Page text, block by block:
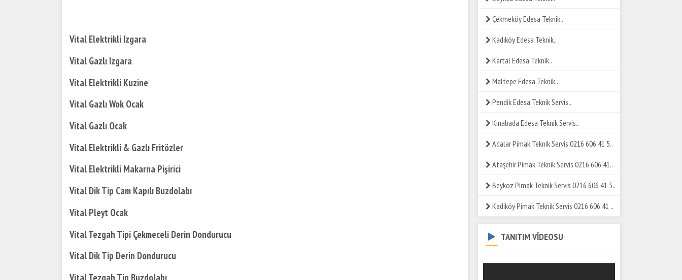
Vital Elektrikli Izgara
Vital Gazlı Izgara
Vital Elektrikli Kuzine
Vital Gazlı Wok Ocak
Vital Gazlı Ocak
Vital Elektrikli & Gazlı Fritözler
Vital Elektrikli Makarna Pişirici
Vital Dik Tip Cam Kapılı Buzdolabı
Vital Pleyt Ocak
Vital Tezgah Tipi Çekmeceli Derin Dondurucu
Vital Dik Tip Derin Dondurucu
Vital Tezgah Tip Buzdolabı
Çekmeköy Edesa Teknik..
Kadıköy Edesa Teknik..
Kartal Edesa Teknik..
Maltepe Edesa Teknik..
Pendik Edesa Teknik Servis..
Kınalıada Edesa Teknik Servis..
Adalar Pimak Teknik Servis 0216 606 41 5..
Ataşehir Pimak Teknik Servis 0216 606 41..
Beykoz Pimak Teknik Servis 0216 606 41 5..
Kadıköy Pimak Teknik Servis 0216 606 41 ..
TANITIM VİDEOSU